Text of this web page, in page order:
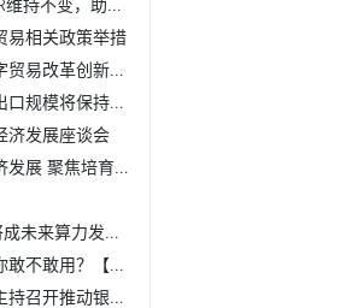
央行公布！五年期以上LPR维持不变，助力经济加快恢复
易相关政策举措
商务部：推动出台关于数字贸易改革创新发展的政策性文件
商务部：预计全年服务进出口规模将保持增长 贸易结构将持续优化
济发展座谈会
国家发改委：推动银发经济发展 聚焦培育抗衰老、智慧健康养...
郭光灿院士：“量超融合”将成未来算力发展趋势【附量子计算...
科学家将苍蝇变成塑料，你敢不敢用？【附可降解塑料行业分析】
国家发改委副主任杨荫凯主持召开推动银发经济发展座谈会